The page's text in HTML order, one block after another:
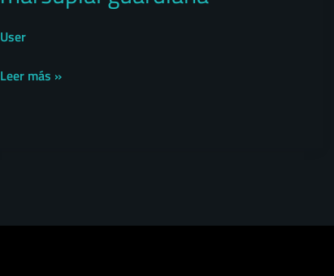
User
marsupial
Leer más »